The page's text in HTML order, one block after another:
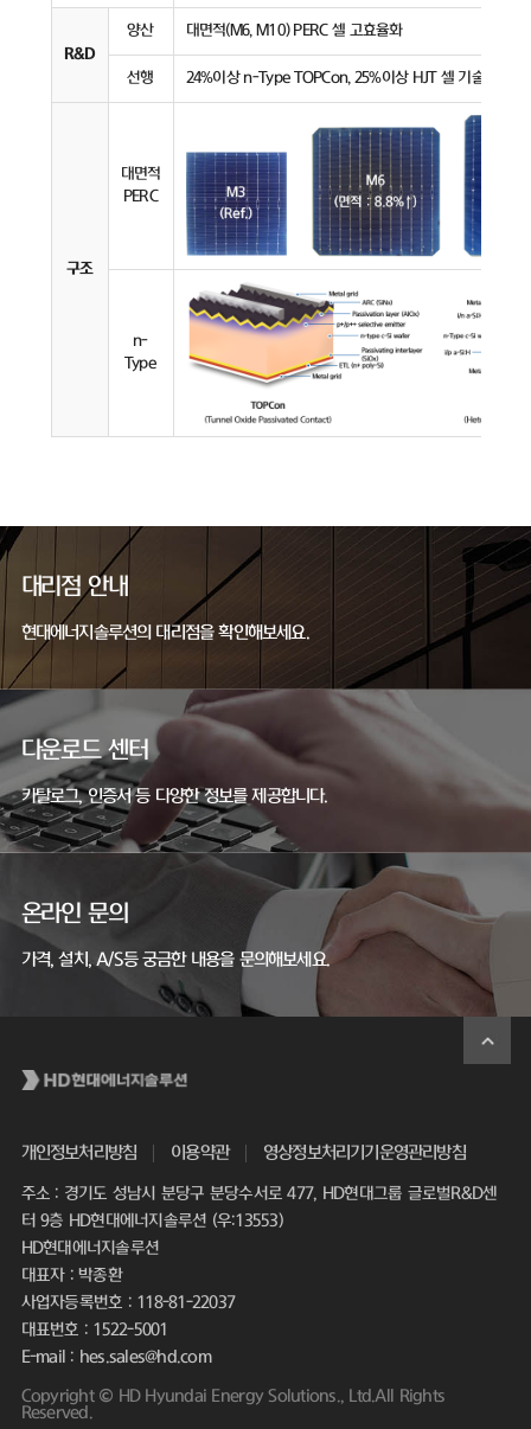
R&D
양산 대면적(M6, M10) PERC 셀 고효율화
선행 24%이상 n-Type TOPCon, 25%이상 HJT 셀 기술 개발
구조
대면적
PERC
n-
Type
대리점 안내
현대에너지솔루션의 대리점을 확인해보세요.
다운로드 센터
카탈로그, 인증서 등 다양한 정보를 제공합니다.
온라인 문의
가격, 설치, A/S등 궁금한 내용을 문의해보세요.
개인정보처리방침 이용약관 영상정보처리기기운영관리방침
주소 : 경기도 성남시 분당구 분당수서로 477, HD현대그룹 글로벌R&D센
터 9층 HD현대에너지솔루션 (우:13553)
HD현대에너지솔루션
대표자 : 박종환
사업자등록번호 : 118-81-22037
대표번호 : 1522-5001
E-mail : hes.sales@hd.com
Copyright © HD Hyundai Energy Solutions., Ltd.All Rights
Reserved.